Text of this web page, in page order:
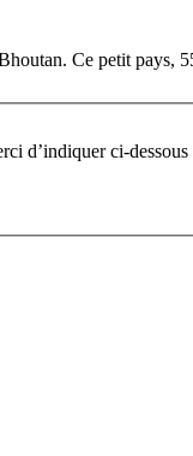
Ce petit